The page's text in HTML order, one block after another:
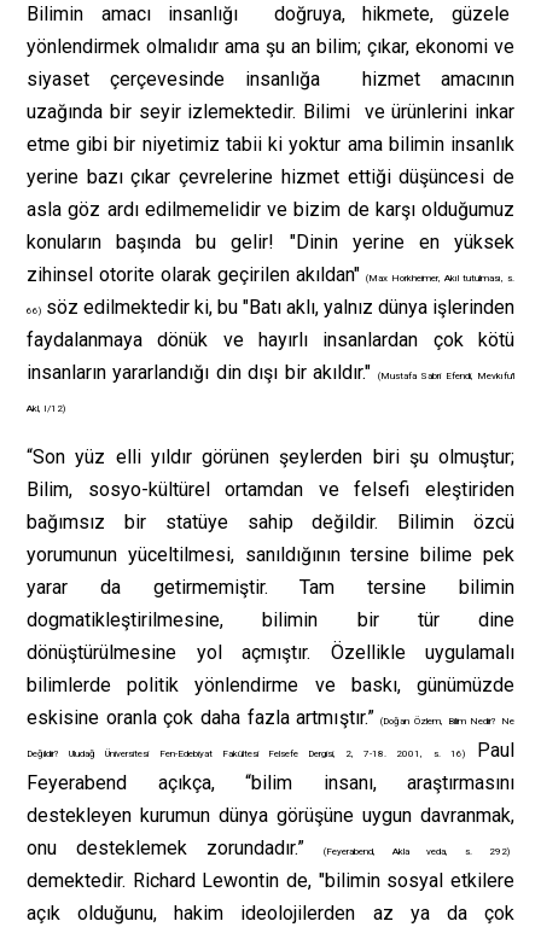
Bilimin amacı insanlığı doğruya, hikmete, güzele
yönlendirmek olmalıdır ama şu an bilim; çıkar, ekonomi ve
siyaset çerçevesinde insanlığa hizmet amacının
uzağında bir seyir izlemektedir. Bilimi ve ürünlerini inkar
etme gibi bir niyetimiz tabii ki yoktur ama bilimin insanlık
yerine bazı çıkar çevrelerine hizmet ettiği düşüncesi de
asla göz ardı edilmemelidir ve bizim de karşı olduğumuz
konuların başında bu gelir! "Dinin yerine en yüksek
zihinsel otorite olarak geçirilen akıldan" (Max Horkheimer, Akıl tutulması, s.
66) söz edilmektedir ki, bu "Batı aklı, yalnız dünya işlerinden
faydalanmaya dönük ve hayırlı insanlardan çok kötü
insanların yararlandığı din dışı bir akıldır."
(Mustafa Sabri Efendi, Mevkıfu'l
Akl, I/12)
“Son yüz elli yıldır görünen şeylerden biri şu olmuştur;
Bilim, sosyo-kültürel ortamdan ve felsefi eleştiriden
bağımsız bir statüye sahip değildir. Bilimin özcü
yorumunun yüceltilmesi, sanıldığının tersine bilime pek
yarar da getirmemiştir. Tam tersine bilimin
dogmatikleştirilmesine, bilimin bir tür dine
dönüştürülmesine yol açmıştır. Özellikle uygulamalı
bilimlerde politik yönlendirme ve baskı, günümüzde
eskisine oranla çok daha fazla artmıştır.”(Doğan Özlem, Bilim Nedir? Ne
Değildir? Uludağ Üniversitesi Fen-Edebiyat Fakültesi Felsefe Dergisi, 2, 7-18. 2001, s. 16)Paul
Feyerabend açıkça, “bilim insanı, araştırmasını
destekleyen kurumun dünya görüşüne uygun davranmak,
onu desteklemek zorundadır.”
(Feyerabend, Akla veda, s. 292)
demektedir. Richard Lewontin de, "bilimin sosyal etkilere
açık olduğunu, hakim ideolojilerden az ya da çok